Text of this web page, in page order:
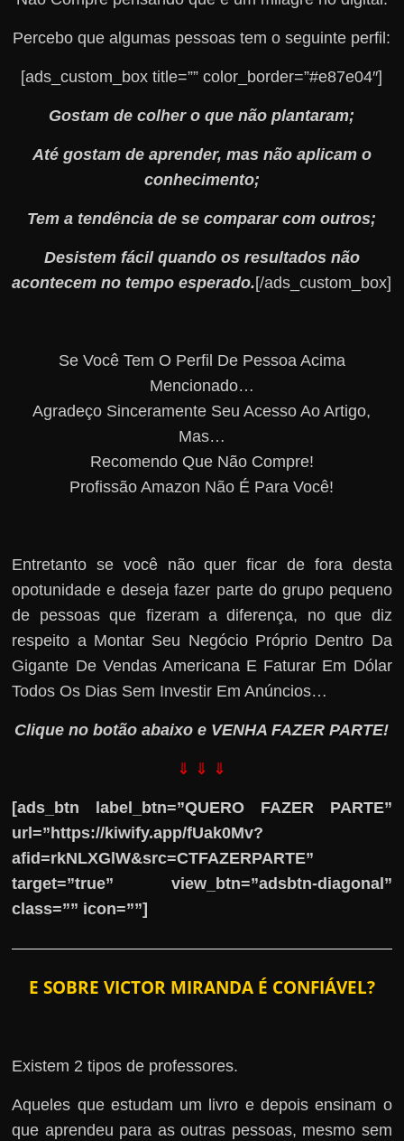
Percebo que algumas pessoas tem o seguinte perfil:
[ads_custom_box title=”” color_border=”#e87e04″]
Gostam de colher o que não plantaram;
Até gostam de aprender, mas não aplicam o
conhecimento;
Tem a tendência de se comparar com outros;
Desistem fácil quando os resultados não
acontecem no tempo esperado.[/ads_custom_box]
Se Você Tem O Perfil De Pessoa Acima
Mencionado…
Agradeço Sinceramente Seu Acesso Ao Artigo,
Mas…
Recomendo Que Não Compre!
Profissão Amazon Não É Para Você!
Entretanto se você não quer ficar de fora desta
opotunidade e deseja fazer parte do grupo pequeno
de pessoas que fizeram a diferença, no que diz
respeito a Montar Seu Negócio Próprio Dentro Da
Gigante De Vendas Americana E Faturar Em Dólar
Todos Os Dias Sem Investir Em Anúncios…
Clique no botão abaixo e VENHA FAZER PARTE!
⇓ ⇓ ⇓
[ads_btn label_btn=”QUERO FAZER PARTE”
url=”https://kiwify.app/fUak0Mv?
afid=rkNLXGlW&src=CTFAZERPARTE”
target=”true” view_btn=”adsbtn-diagonal”
class=”” icon=””]
E SOBRE VICTOR MIRANDA É CONFIÁVEL?
Existem 2 tipos de professores.
Aqueles que estudam um livro e depois ensinam o
que aprendeu para as outras pessoas, mesmo sem